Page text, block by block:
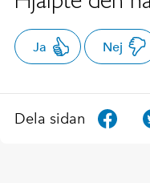
Ja Nej
Dela sidan